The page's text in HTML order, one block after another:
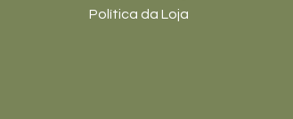
Política da Loja